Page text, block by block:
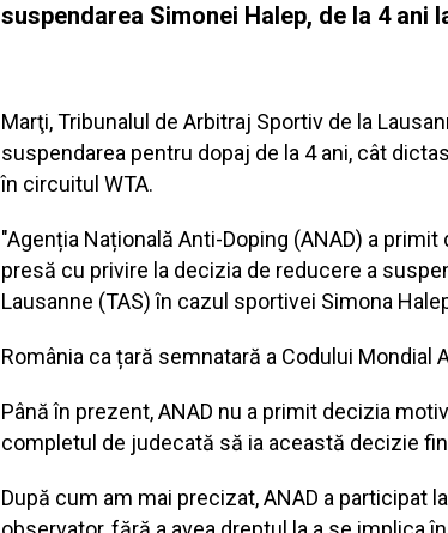
suspendarea Simonei Halep, de la 4 ani
Marţi, Tribunalul de Arbitraj Sportiv de la
suspendarea pentru dopaj de la 4 ani, cât
în circuitul WTA.
"Agenția Națională Anti-Doping (ANAD) a
presă cu privire la decizia de reducere a
Lausanne (TAS) în cazul sportivei Simona
România ca țară semnatară a Codului
Până în prezent, ANAD nu a primit decizia
completul de judecată să ia această decizie
După cum am mai precizat, ANAD a participat